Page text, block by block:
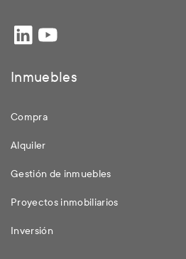
Inmuebles
Compra
Alquiler
Gestión de inmuebles
Proyectos inmobiliarios
Inversión